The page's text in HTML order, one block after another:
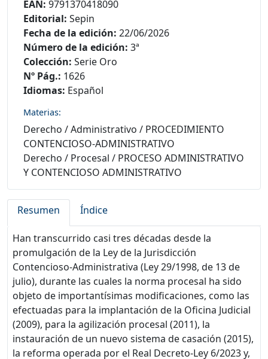
EAN: 9791370418090
Editorial: Sepin
Fecha de la edición: 22/06/2026
Número de la edición: 3ª
Colección: Serie Oro
Nº Pág.: 1626
Idiomas: Español
Materias:
Derecho /Administrativo / PROCEDIMIENTO
CONTENCIOSO-ADMINISTRATIVO
Derecho / Procesal / PROCESO ADMINISTRATIVO
Y CONTENCIOSO ADMINISTRATIVO
Resumen Índice
Han transcurrido casi tres décadas desde la
promulgación de la Ley de la Jurisdicción
Contencioso-Administrativa (Ley 29/1998, de 13 de
julio), durante las cuales la norma procesal ha sido
objeto de importantísimas modificaciones, como las
efectuadas para la implantación de la Oficina Judicial
(2009), para la agilización procesal (2011), la
instauración de un nuevo sistema de casación (2015),
la reforma operada por el Real Decreto-Ley 6/2023 y,